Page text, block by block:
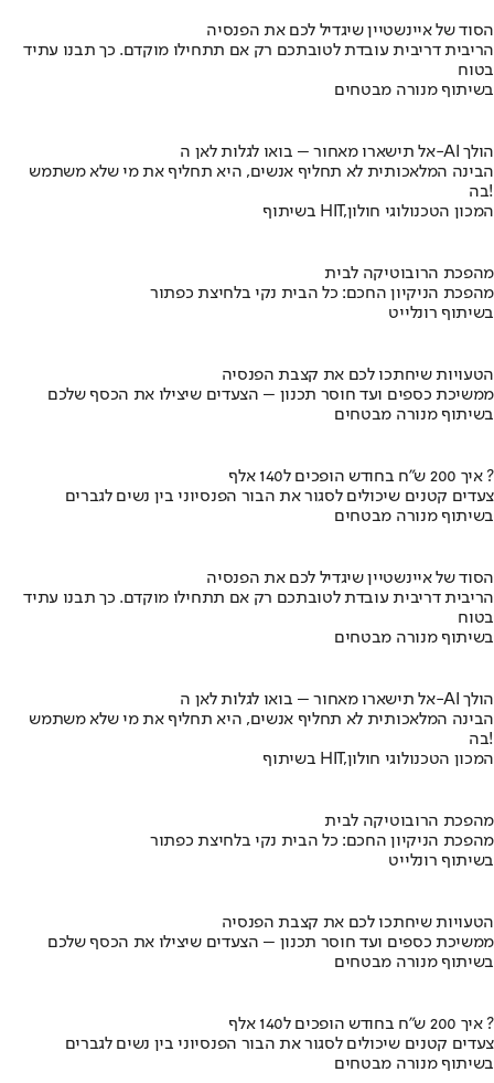
הסוד של איינשטיין שיגדיל לכם את הפנסיה
הריבית דריבית עובדת לטובתכם רק אם תתחילו מוקדם. כך תבנו עתיד
בטוח
בשיתוף מנורה מבטחים
אל תישארו מאחור – בואו לגלות לאן ה-AI הולך
הבינה המלאכותית לא תחליף אנשים, היא תחליף את מי שלא משתמש
בה!
בשיתוף HIT,המכון הטכנולוגי חולון
מהפכת הרובוטיקה לבית
מהפכת הניקיון החכם: כל הבית נקי בלחיצת כפתור
בשיתוף רונלייט
הטעויות שיחתכו לכם את קצבת הפנסיה
ממשיכת כספים ועד חוסר תכנון – הצעדים שיצילו את הכסף שלכם
בשיתוף מנורה מבטחים
איך 200 ש"ח בחודש הופכים ל140 אלף ?
צעדים קטנים שיכולים לסגור את הבור הפנסיוני בין נשים לגברים
בשיתוף מנורה מבטחים
הסוד של איינשטיין שיגדיל לכם את הפנסיה
הריבית דריבית עובדת לטובתכם רק אם תתחילו מוקדם. כך תבנו עתיד
בטוח
בשיתוף מנורה מבטחים
אל תישארו מאחור – בואו לגלות לאן ה-AI הולך
הבינה המלאכותית לא תחליף אנשים, היא תחליף את מי שלא משתמש
בה!
בשיתוף HIT,המכון הטכנולוגי חולון
מהפכת הרובוטיקה לבית
מהפכת הניקיון החכם: כל הבית נקי בלחיצת כפתור
בשיתוף רונלייט
הטעויות שיחתכו לכם את קצבת הפנסיה
ממשיכת כספים ועד חוסר תכנון – הצעדים שיצילו את הכסף שלכם
בשיתוף מנורה מבטחים
איך 200 ש"ח בחודש הופכים ל140 אלף ?
צעדים קטנים שיכולים לסגור את הבור הפנסיוני בין נשים לגברים
בשיתוף מנורה מבטחים